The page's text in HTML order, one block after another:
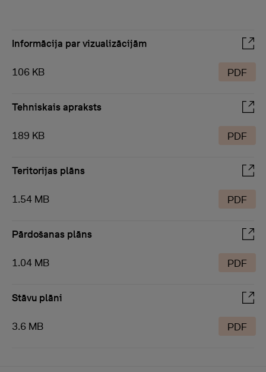
Informācija par vizualizācijām
106 KB PDF
Tehniskais apraksts
189 KB PDF
Teritorijas plāns
1.54 MB PDF
Pārdošanas plāns
1.04 MB PDF
Stāvu plāni
3.6 MB PDF